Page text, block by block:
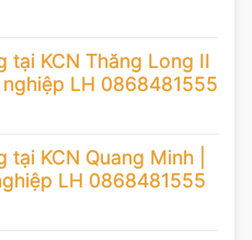
tại KCN Thăng Long II
nghiệp LH 0868481555
KCN Quang Minh |
LH 0868481555